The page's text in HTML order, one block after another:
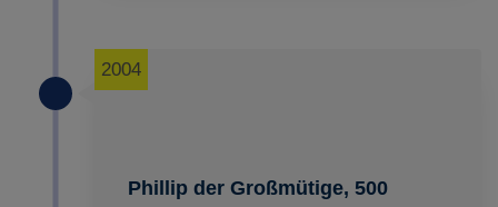
Phillip der Großmütige, 500
2004